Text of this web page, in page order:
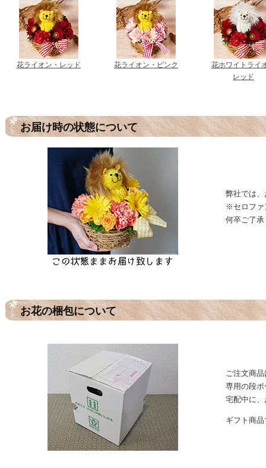
花ライオン・レッド 花ライオン・ピンク
花ホワイトライ
レッド
お届け時の状態について
弊社では
※セロファ
何卒ご了
お花の梱包について
ご注文商
専用の段
宅配中に
ギフト商